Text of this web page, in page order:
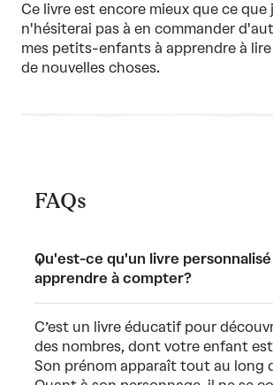
5
Ce livre est encore mieux que ce que
n'hésiterai pas à en commander
mes petits-enfants à apprendre à
de nouvelles choses.
FAQs
Qu'est-ce qu'un livre
apprendre à compter?
C’est un livre éducatif pour
des nombres, dont votre enfant
Son prénom apparaît tout au long